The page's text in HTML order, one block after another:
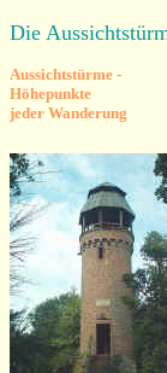
Die
Aussichtstürme -
Höhepunkte
jeder Wanderung